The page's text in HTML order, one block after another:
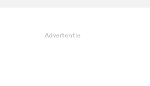
Advertentie